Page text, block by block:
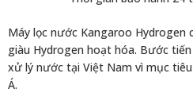
Máy lọc nước Kangaroo Hydrogen
giàu Hydrogen hoạt hóa. Bước
xử lý nước tại Việt Nam vì mục
Á.